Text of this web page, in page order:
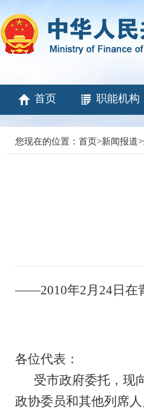
首页 职能机构
您现在的位置： 首页>新闻报道>
——2010年2月 24日在
各位代表：
受市政府委托，现
政协委员和其他列席人